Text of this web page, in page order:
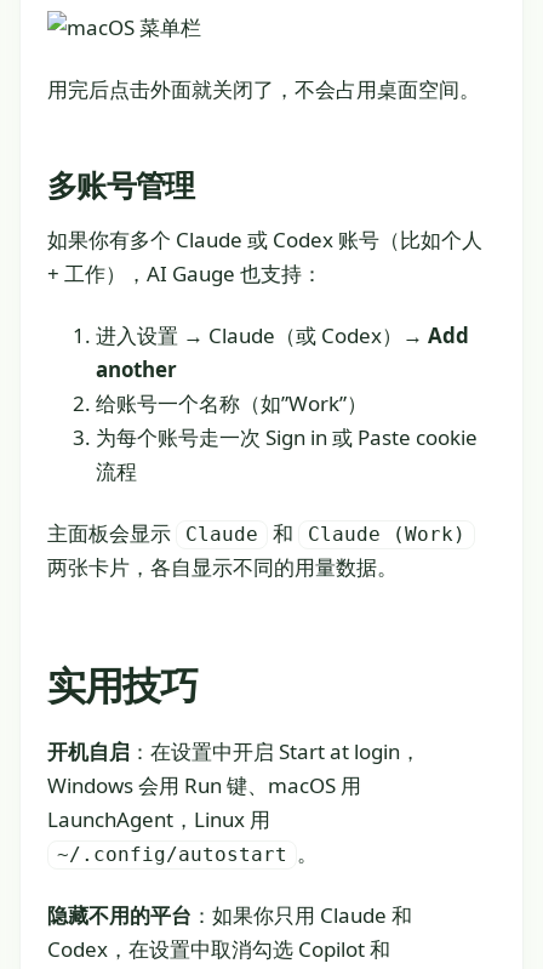
用完后点击外面就关闭了，不会占用桌面空间。
多账号管理
如果你有多个 Claude 或 Codex 账号（比如个人
+ 工作），AI Gauge 也支持：
进入设置 → Claude（或 Codex）→ Add
another
给账号一个名称（如”Work”）
为每个账号走一次 Sign in 或 Paste cookie
流程
主面板会显示 Claude 和 Claude (Work)
两张卡片，各自显示不同的用量数据。
实用技巧
开机自启 ：在设置中开启 Start at login，
Windows 会用 Run 键、macOS 用
LaunchAgent，Linux 用
~/.config/autostart 。
隐藏不用的平台 ：如果你只用 Claude 和
Codex，在设置中取消勾选 Copilot 和